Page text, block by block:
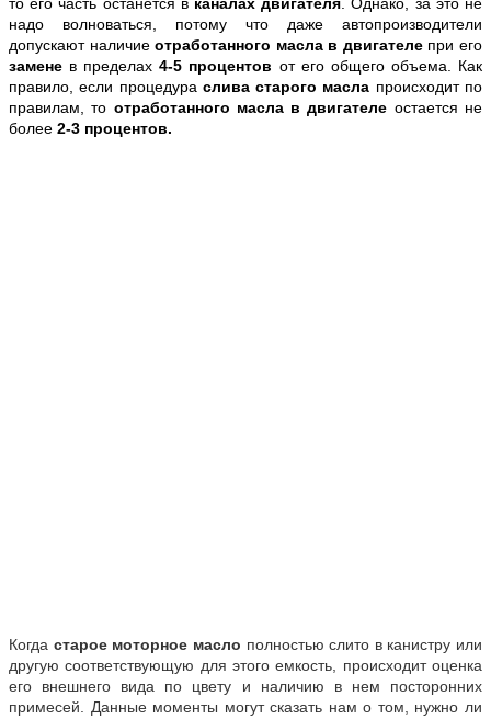
надо волноваться, потому что даже автопроизводители
допускают наличиеотработанного масла в двигателепри его
замене в пределах4-5 процентов от его общего объема. Как
правило, если процедура слива старого масла происходит по
правилам, то отработанного масла в двигателе остается не
более 2-3 процентов.
Когда старое моторное масло полностью слито в канистру или
другую соответствующую для этого емкость, происходит оценка
его внешнего вида по цвету и наличию в нем посторонних
примесей. Данные моменты могут сказать нам о том, нужно ли